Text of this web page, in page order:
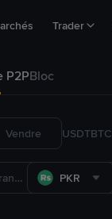
Trader
P2PBloc
Vendre USDTBTC
PKR